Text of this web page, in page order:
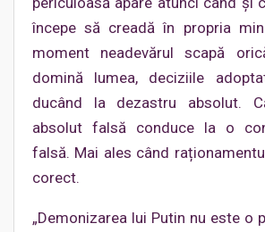
începe să creadă în propria
moment neadevărul scapă
domină lumea, deciziile
ducând la dezastru absolut.
absolut falsă conduce la o
falsă. Mai ales când
corect.
„Demonizarea lui Putin nu este o